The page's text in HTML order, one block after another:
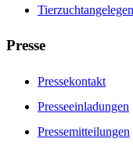
Presse
Pressekontakt
Presseeinladungen
Pressemitteilungen